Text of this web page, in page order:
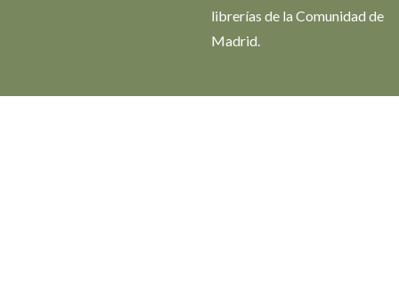
librerías de la Comunidad de
Madrid.